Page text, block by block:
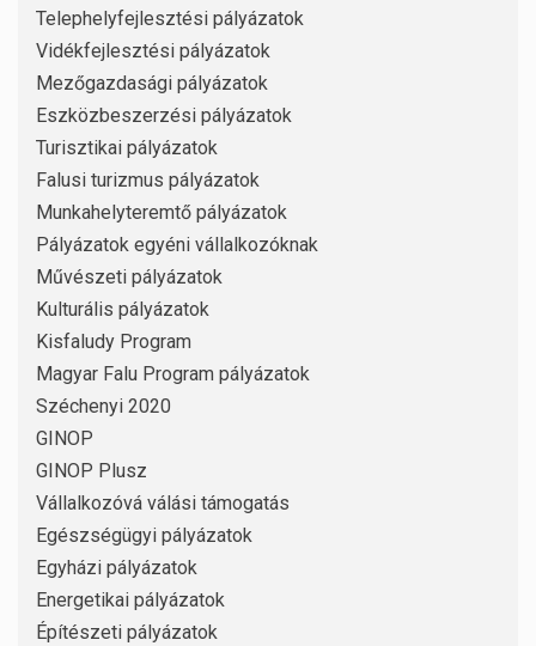
Telephelyfejlesztési pályázatok
Vidékfejlesztési pályázatok
Mezőgazdasági pályázatok
Eszközbeszerzési pályázatok
Turisztikai pályázatok
Falusi turizmus pályázatok
Munkahelyteremtő pályázatok
Pályázatok egyéni vállalkozóknak
Művészeti pályázatok
Kulturális pályázatok
Kisfaludy Program
Magyar Falu Program pályázatok
Széchenyi 2020
GINOP
GINOP Plusz
Vállalkozóvá válási támogatás
Egészségügyi pályázatok
Egyházi pályázatok
Energetikai pályázatok
Építészeti pályázatok